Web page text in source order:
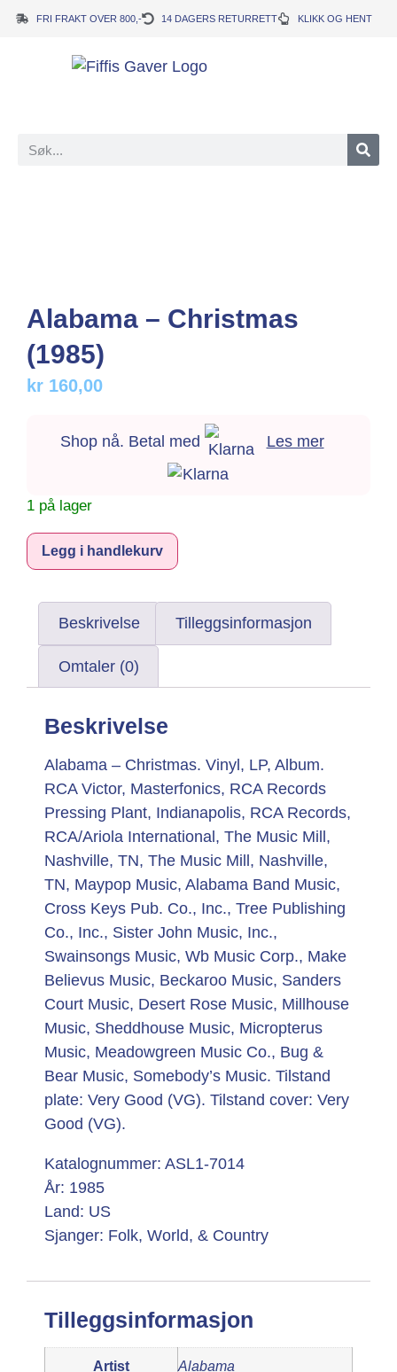
FRI FRAKT OVER 800,- 14 DAGERS RETURRETT KLIKK OG HENT
Alabama – Christmas
(1985)
kr 160,00
Shop nå. Betal med Les mer
1 på lager
Legg i handlekurv
Beskrivelse Tilleggsinformasjon
Omtaler (0)
Beskrivelse
Alabama – Christmas. Vinyl, LP, Album.
RCA Victor, Masterfonics, RCA Records
Pressing Plant, Indianapolis, RCA Records,
RCA/Ariola International, The Music Mill,
Nashville, TN, The Music Mill, Nashville,
TN, Maypop Music, Alabama Band Music,
Cross Keys Pub. Co., Inc., Tree Publishing
Co., Inc., Sister John Music, Inc.,
Swainsongs Music, Wb Music Corp., Make
Believus Music, Beckaroo Music, Sanders
Court Music, Desert Rose Music, Millhouse
Music, Sheddhouse Music, Micropterus
Music, Meadowgreen Music Co., Bug &
Bear Music, Somebody’s Music. Tilstand
plate: Very Good (VG). Tilstand cover: Very
Good (VG).
Katalognummer: ASL1-7014
År: 1985
Land: US
Sjanger: Folk, World, & Country
Tilleggsinformasjon
Artist Alabama